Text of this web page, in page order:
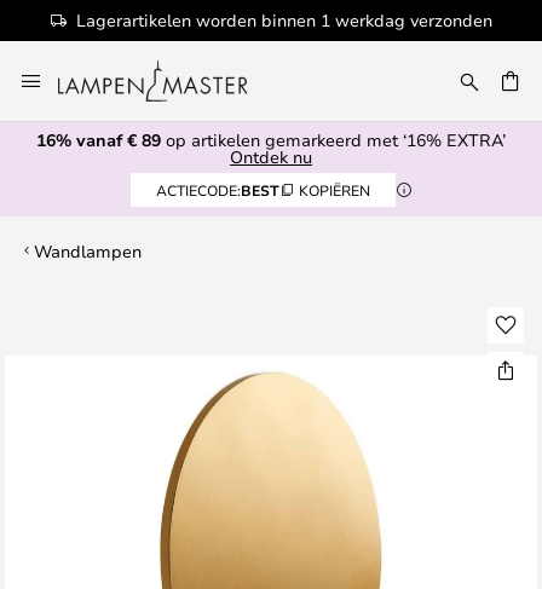
Lagerartikelen worden binnen 1 werkdag verzonden
naar
de
inhoud
16% vanaf € 89 op artikelen gemarkeerd met ‘16% EXTRA’
Ontdek nu
ACTIECODE:BEST KOPIËREN
Wandlampen